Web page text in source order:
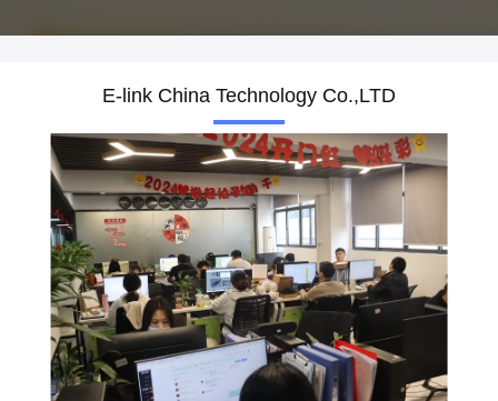
E-link China Technology Co.,LTD